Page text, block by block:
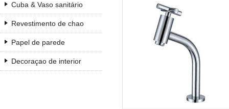
Cuba & Vaso sanitário
Revestimento de chao
Papel de parede
Decoraçao de interior